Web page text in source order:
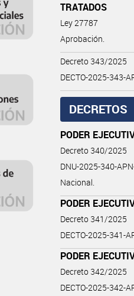
TRATADOS
Ley 27787
Aprobación.
Decreto 343/2025
DECTO-2025-343-
DECRETOS
PODER
Decreto 340/2025
DNU-2025-340-
Nacional.
PODER
Decreto 341/2025
DECTO-2025-341-
PODER
Decreto 342/2025
DECTO-2025-342-